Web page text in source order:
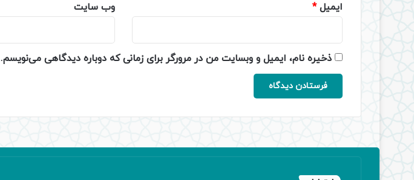
ایمیل* وب‌ سایت
ذخیره نام، ایمیل و وبسایت من در مرورگر برای زمانی که دوباره دیدگاهی می‌نویسم.